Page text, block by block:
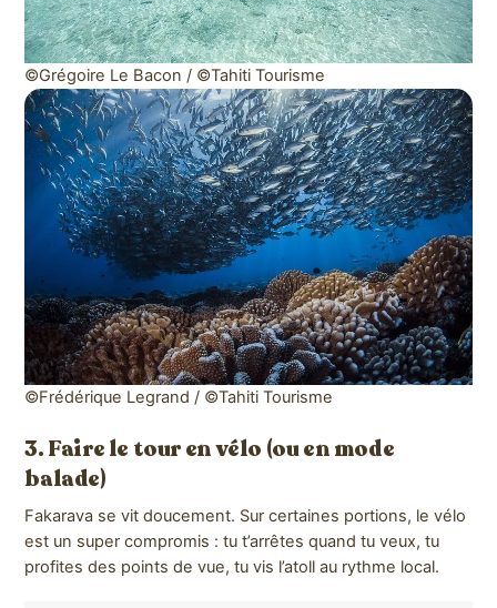
©Grégoire Le Bacon / ©Tahiti Tourisme
©Frédérique Legrand / ©Tahiti Tourisme
3. Faire le tour en vélo (ou en mode
balade)
Fakarava se vit doucement. Sur certaines portions, le vélo
est un super compromis : tu t’arrêtes quand tu veux, tu
profites des points de vue, tu vis l’atoll au rythme local.